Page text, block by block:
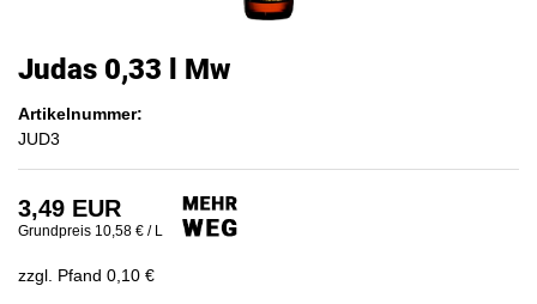
Judas 0,33 l Mw
Artikelnummer:
JUD3
3,49 EUR
Grundpreis 10,58 € / L
zzgl. Pfand 0,10 €